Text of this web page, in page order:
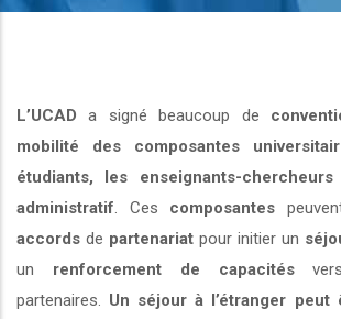
L’UCAD a signé beaucoup de
mobilité des composantes
étudiants, les enseignants-
administratif . Ces composantes
accords de partenariat pour initier un
un renforcement de capacitésvers
partenaires. Un séjour à l’étranger